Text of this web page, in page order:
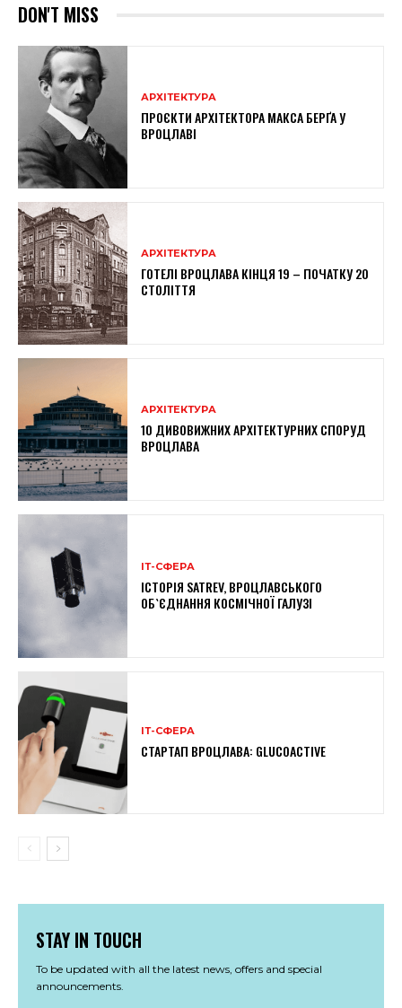
DON'T MISS
АРХІТЕКТУРА
ПРОЄКТИ АРХІТЕКТОРА МАКСА БЕРҐА У
ВРОЦЛАВІ
АРХІТЕКТУРА
ГОТЕЛІ ВРОЦЛАВА КІНЦЯ 19 – ПОЧАТКУ 20
СТОЛІТТЯ
АРХІТЕКТУРА
10 ДИВОВИЖНИХ АРХІТЕКТУРНИХ СПОРУД
ВРОЦЛАВА
ІТ-СФЕРА
ІСТОРІЯ SATREV, ВРОЦЛАВСЬКОГО
ОБ`ЄДНАННЯ КОСМІЧНОЇ ГАЛУЗІ
ІТ-СФЕРА
СТАРТАП ВРОЦЛАВА: GLUCOACTIVE
STAY IN TOUCH
To be updated with all the latest news, offers and special
announcements.